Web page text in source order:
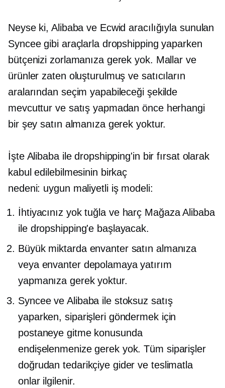
Neyse ki, Alibaba ve Ecwid aracılığıyla sunulan
Syncee gibi araçlarla dropshipping yaparken
bütçenizi zorlamanıza gerek yok. Mallar ve
ürünler zaten oluşturulmuş ve satıcıların
aralarından seçim yapabileceği şekilde
mevcuttur ve satış yapmadan önce herhangi
bir şey satın almanıza gerek yoktur.
İşte Alibaba ile dropshipping'in bir fırsat olarak
kabul edilebilmesinin birkaç
nedeni: uygun maliyetliiş modeli:
İhtiyacınız yoktuğla ve harç Mağaza Alibaba
ile dropshipping'e başlayacak.
Büyük miktarda envanter satın almanıza
veya envanter depolamaya yatırım
yapmanıza gerek yoktur.
Syncee ve Alibaba ile stoksuz satış
yaparken, siparişleri göndermek için
postaneye gitme konusunda
endişelenmenize gerek yok. Tüm siparişler
doğrudan tedarikçiye gider ve teslimatla
onlar ilgilenir.